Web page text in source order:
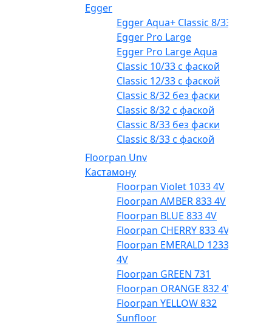
Egger
Egger Aqua+ Classic 8/33
Egger Pro Large
Egger Pro Large Aqua
Classic 10/33 с фаской
Classic 12/33 с фаской
Classic 8/32 без фаски
Classic 8/32 с фаской
Classic 8/33 без фаски
Classic 8/33 с фаской
Floorpan Unv
Кастамону
Floorpan Violet 1033 4V
Floorpan AMBER 833 4V
Floorpan BLUE 833 4V
Floorpan CHERRY 833 4V
Floorpan EMERALD 1233
4V
Floorpan GREEN 731
Floorpan ORANGE 832 4V
Floorpan YELLOW 832
Sunfloor